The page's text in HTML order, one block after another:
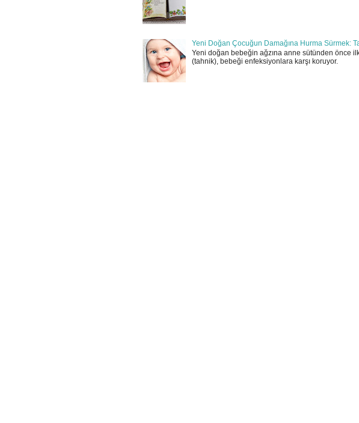
Yeni Doğan Çocuğun Damağına Hurma Sürmek:
Yeni doğan bebeğin ağzına anne sütünden önce
(tahnik), bebeği enfeksiyonlara karşı koruyor.